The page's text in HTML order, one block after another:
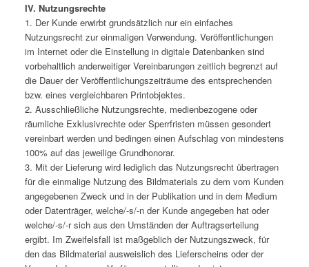
IV. Nutzungsrechte
1. Der Kunde erwirbt grundsätzlich nur ein einfaches
Nutzungsrecht zur einmaligen Verwendung. Veröffentlichungen
im Internet oder die Einstellung in digitale Datenbanken sind
vorbehaltlich anderweitiger Vereinbarungen zeitlich begrenzt auf
die Dauer der Veröffentlichungszeiträume des entsprechenden
bzw. eines vergleichbaren Printobjektes.
2. Ausschließliche Nutzungsrechte, medienbezogene oder
räumliche Exklusivrechte oder Sperrfristen müssen gesondert
vereinbart werden und bedingen einen Aufschlag von mindestens
100% auf das jeweilige Grundhonorar.
3. Mit der Lieferung wird lediglich das Nutzungsrecht übertragen
für die einmalige Nutzung des Bildmaterials zu dem vom Kunden
angegebenen Zweck und in der Publikation und in dem Medium
oder Datenträger, welche/-s/-n der Kunde angegeben hat oder
welche/-s/-r sich aus den Umständen der Auftragserteilung
ergibt. Im Zweifelsfall ist maßgeblich der Nutzungszweck, für
den das Bildmaterial ausweislich des Lieferscheins oder der